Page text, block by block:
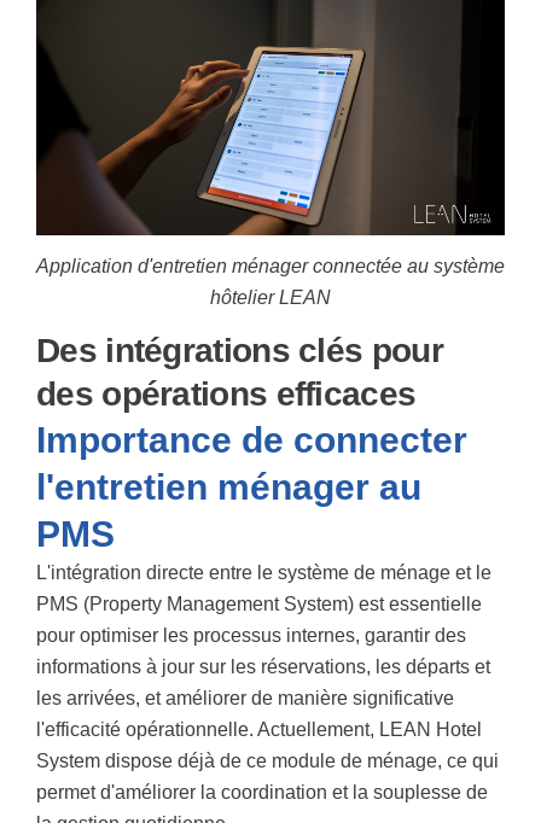
Application d'entretien ménager connectée au système
hôtelier LEAN
Des intégrations clés pour
des opérations efficaces
Importance de connecter
l'entretien ménager au
PMS
L'intégration directe entre le système de ménage et le
PMS (Property Management System) est essentielle
pour optimiser les processus internes, garantir des
informations à jour sur les réservations, les départs et
les arrivées, et améliorer de manière significative
l'efficacité opérationnelle. Actuellement, LEAN Hotel
System dispose déjà de ce module de ménage, ce qui
permet d'améliorer la coordination et la souplesse de